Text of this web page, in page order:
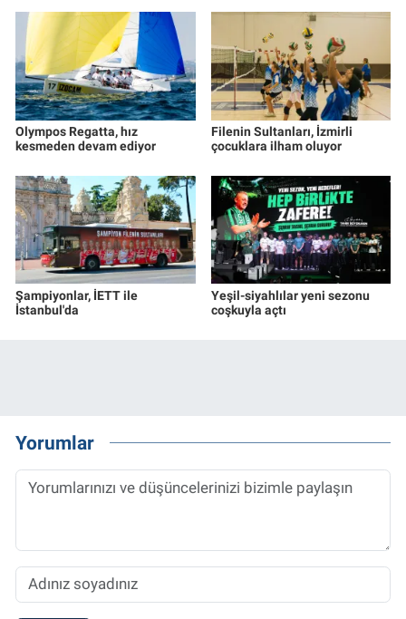
Olympos Regatta, hız
kesmeden devam ediyor
Filenin Sultanları, İzmirli
çocuklara ilham oluyor
Şampiyonlar, İETT ile
İstanbul'da
Yeşil-siyahlılar yeni sezonu
coşkuyla açtı
Yorumlar